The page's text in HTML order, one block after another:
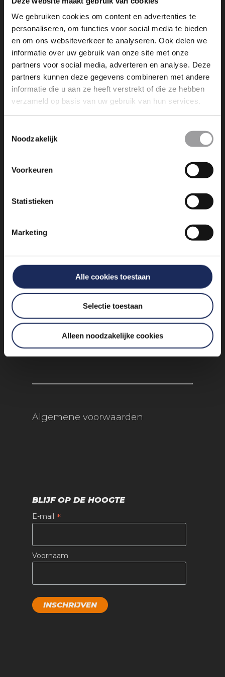
We gebruiken cookies om content en advertenties te
personaliseren, om functies voor social media te bieden
en om ons websiteverkeer te analyseren. Ook delen we
informatie over uw gebruik van onze site met onze
partners voor social media, adverteren en analyse. Deze
partners kunnen deze gegevens combineren met andere
informatie die u aan ze heeft verstrekt of die ze hebben
verzameld op basis van uw gebruik van hun services.
Noodzakelijk
Voorkeuren
Statistieken
Marketing
Alle cookies toestaan
Selectie toestaan
Alleen noodzakelijke cookies
NEXT POST
WIL JE HET EIGEN RISICO VAN €1.000,-
AFKOPEN? (ALLEEN ANTWOORD JA BIJ
EXTRA PERSOON - 2E PERS)(SLIPCURSUS)
(TICKETVEILING)
werkelijkheid maken is nog veel
bereikbaar!
info@experienceevents.nl
Vogelkersberg 5c 3755 BN
Eemnes
Algemene voorwaarden
BLIJF OP DE HOOGTE
E-mail *
Voornaam